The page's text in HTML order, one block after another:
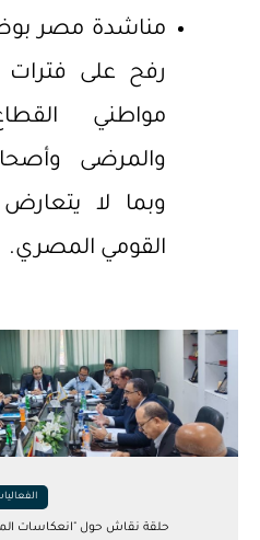
مناشدة مصر
رفح على فترات
مواطني
والمرضى
وبما لا
القومي المصري.
حلقة نقاش حول "انعكاسات